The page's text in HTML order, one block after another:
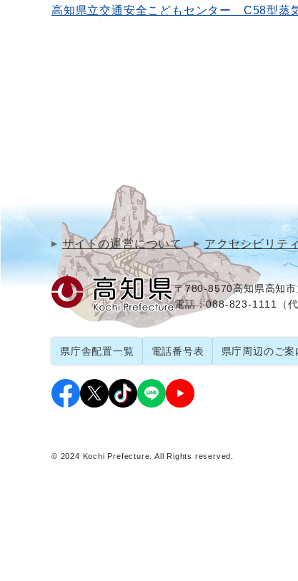
高知県立交通安全こどもセンター C58型蒸
サイトの運営について アクセシビリテ
〒780-8570高知県高知
電話：088-823-1111（
県庁舎配置一覧 電話番号表 県庁周辺のご案
© 2024 Kochi Prefecture. All Rights reserved.